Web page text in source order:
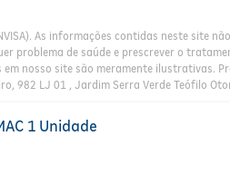
1 Unidade
As informações contidas neste site
problema de saúde e prescrever o
nosso site são meramente ilustrativas.
982 LJ 01 , Jardim Serra Verde Teófilo